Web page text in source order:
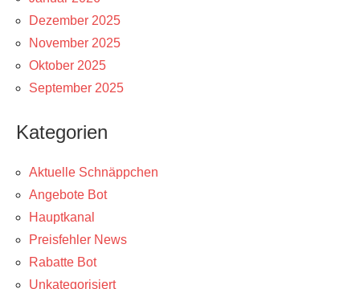
Dezember 2025
November 2025
Oktober 2025
September 2025
Kategorien
Aktuelle Schnäppchen
Angebote Bot
Hauptkanal
Preisfehler News
Rabatte Bot
Unkategorisiert